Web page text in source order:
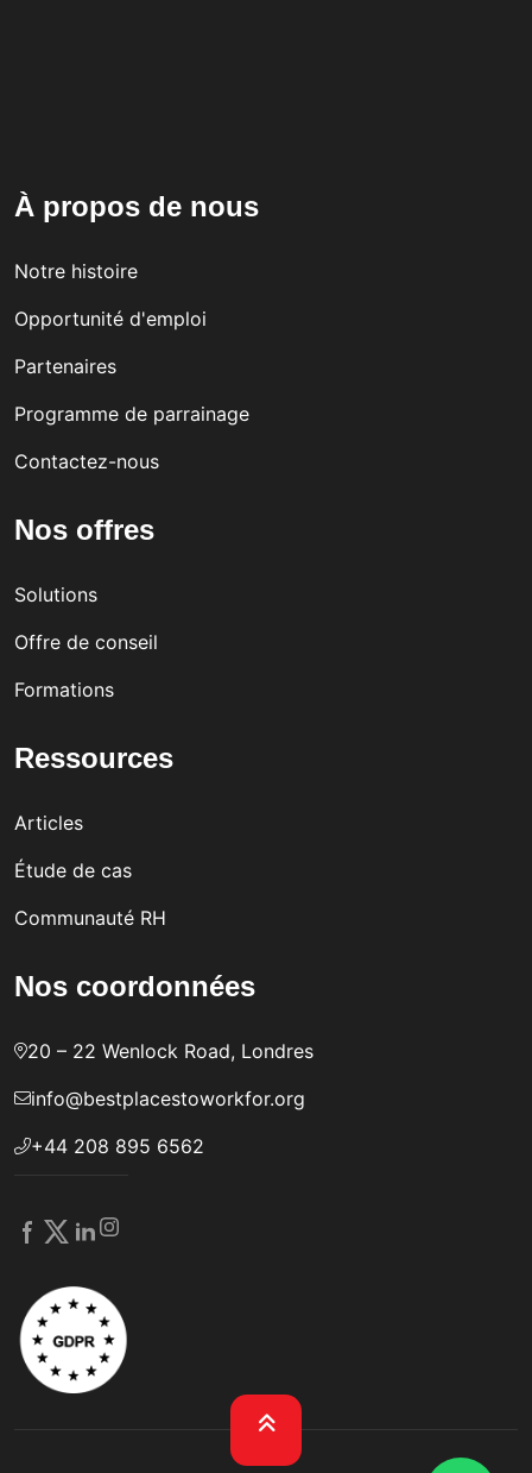
À propos de nous
Notre histoire
Opportunité d'emploi
Partenaires
Programme de parrainage
Contactez-nous
Nos offres
Solutions
Offre de conseil
Formations
Ressources
Articles
Étude de cas
Communauté RH
Nos coordonnées
20 – 22 Wenlock Road, Londres
info@bestplacestoworkfor.org
+44 208 895 6562